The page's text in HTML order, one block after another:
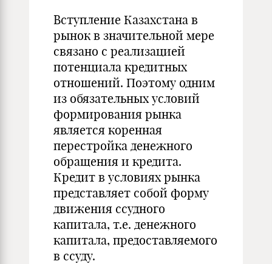
Вступление Казахстана в
рынок в значительной мере
связано с реализацией
потенциала кредитных
отношений. Поэтому одним
из обязательных условий
формирования рынка
является коренная
перестройка денежного
обращения и кредита.
Кредит в условиях рынка
представляет собой форму
движения ссудного
капитала, т.е. денежного
капитала, предоставляемого
в ссуду.